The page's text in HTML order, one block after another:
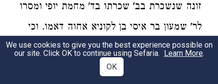
זונה שנשכרת בב' שכרתו בד' מחמת יופי ומסרו
לר' שמעון בר איסי בן לקוניא אחוה דאמו. וכי
יתיב בישיבת רבי ולא הכניסו במערה של אביו
ר"א ברשב"י ויצאה ב"ק לא שהם גדולים ממנו
We use cookies to give you the best experience possible on
our site. Click OK to continue using Sefaria. Learn More.
OK